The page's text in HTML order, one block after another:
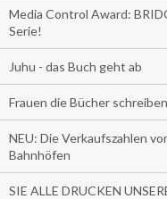
Media Control Award:
Serie!
Juhu - das Buch geht ab
Frauen die Bücher
NEU: Die Verkaufszahlen
Bahnhöfen
SIE ALLE DRUCKEN